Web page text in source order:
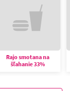
Rajo smotana na
šľahanie 33%